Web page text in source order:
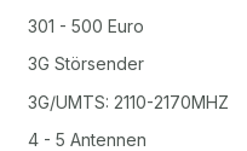
301 - 500 Euro
3G Störsender
3G/UMTS: 2110-2170MHZ
4 - 5 Antennen